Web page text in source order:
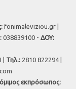
fonimaleviziou.gr |
038839100 - ΔΟΥ:
Τηλ.: 2810 822294 |
εκπρόσωπος: